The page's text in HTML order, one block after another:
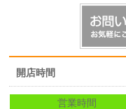
開店時間
営業時間